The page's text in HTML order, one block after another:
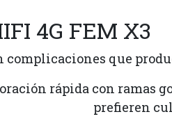
4G FEM X3
complicaciones que
rápida con ramas
prefieren